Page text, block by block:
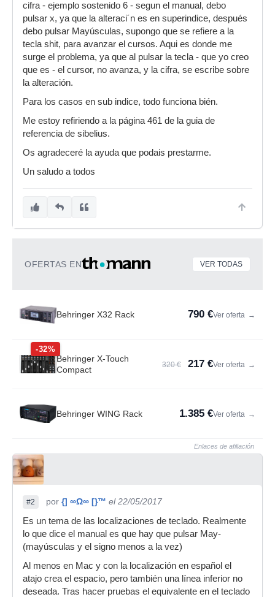
cifra - ejemplo sostenido 6 - segun el manual, debo
pulsar x, ya que la alteraci´n es en superindice, después
debo pulsar Mayúsculas, supongo que se refiere a la
tecla shit, para avanzar el cursos. Aqui es donde me
surge el problema, ya que al pulsar la tecla - que yo creo
que es - el cursor, no avanza, y la cifra, se escribe sobre
la alteración.
Para los casos en sub indice, todo funciona bién.
Me estoy refiriendo a la página 461 de la guia de
referencia de sibelius.
Os agradeceré la ayuda que podais prestarme.
Un saludo a todos
OFERTAS EN VER TODAS
Behringer X32 Rack 790 €Ver oferta →
-32%
Behringer X-Touch
Compact
320 € 217 €Ver oferta →
Behringer WING Rack 1.385 €Ver oferta →
Enlaces de afiliación
#2 por {] ∞Ω∞ [}™ el 22/05/2017
Es un tema de las localizaciones de teclado. Realmente
lo que dice el manual es que hay que pulsar May-
(mayúsculas y el signo menos a la vez)
Al menos en Mac y con la localización en español el
atajo crea el espacio, pero también una línea inferior no
deseada. Tras hacer pruebas el equivalente en el teclado